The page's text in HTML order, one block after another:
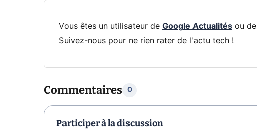
Vous êtes un utilisateur de Google Actualitésou de
Suivez-nous pour ne rien rater de l'actu tech !
Commentaires 0
Participer à la discussion